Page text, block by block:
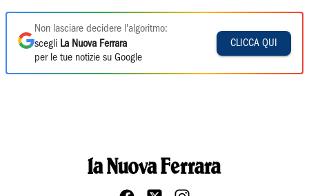
Non lasciare decidere l'algoritmo:
scegli La Nuova Ferrara
per le tue notizie su Google
CLICCA QUI